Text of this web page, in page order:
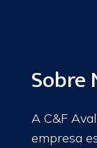
Sobre
A C&F
empresa